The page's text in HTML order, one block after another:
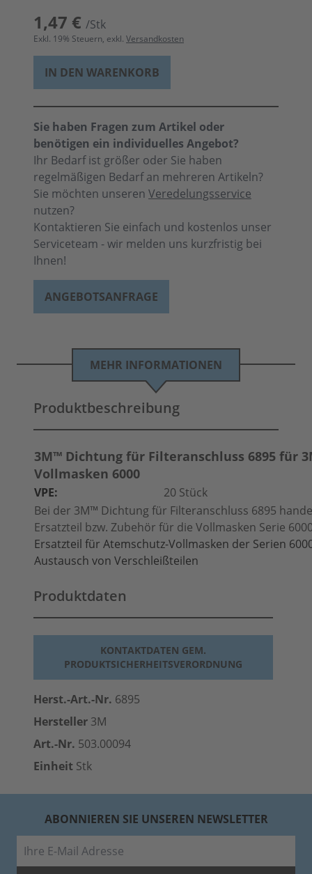
1,47 € /Stk
Exkl. 19% Steuern, exkl. Versandkosten
IN DEN WARENKORB
Sie haben Fragen zum Artikel oder
benötigen ein individuelles Angebot?
Ihr Bedarf ist größer oder Sie haben
regelmäßigen Bedarf an mehreren Artikeln?
Sie möchten unseren Veredelungsservice
nutzen?
Kontaktieren Sie einfach und kostenlos unser
Serviceteam - wir melden uns kurzfristig bei
Ihnen!
ANGEBOTSANFRAGE
MEHR INFORMATIONEN
Produktbeschreibung
3M™ Dichtung für Filteranschluss 6895 für
Vollmasken 6000
VPE:
20 Stück
Bei der 3M™ Dichtung für Filteranschluss 6895
Ersatzteil bzw. Zubehör für die Vollmasken Serie
Ersatzteil für Atemschutz-Vollmasken der Serien
Austausch von Verschleißteilen
Produktdaten
KONTAKTDATEN GEM.
PRODUKTSICHERHEITSVERORDNUNG
Herst.-Art.-Nr. 6895
Hersteller 3M
Art.-Nr. 503.00094
Einheit Stk
ABONNIEREN SIE UNSEREN NEWSLETTER